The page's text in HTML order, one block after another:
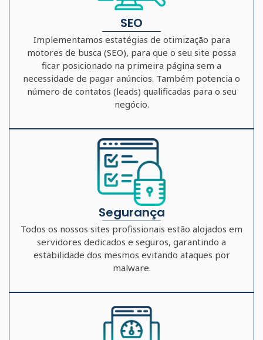
SEO
Implementamos estatégias de otimização para
motores de busca (SEO), para que o seu site possa
ficar posicionado na primeira página sem a
necessidade de pagar anúncios. Também potencia o
número de contatos (leads) qualificadas para o seu
negócio.
Segurança
Todos os nossos sites profissionais estão alojados em
servidores dedicados e seguros, garantindo a
estabilidade dos mesmos evitando ataques por
malware.